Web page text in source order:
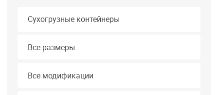
Все размеры
Все модификации